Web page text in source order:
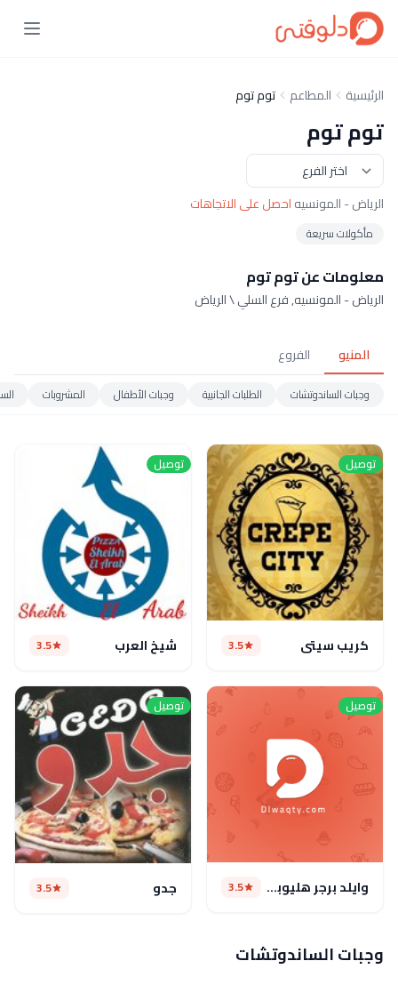
الرئيسية المطاعم توم توم
توم توم
الرياض - المونسيهاحصل على الاتجاهات
مأكولات سريعة
معلومات عن توم توم
الرياض - المونسيه, فرع السلي \ الرياض
المنيو الفروع
وجبات الساندوتشات الطلبات الجانبية وجبات الأطفال المشروبات
توصيل
كريب سيتى 3.5
توصيل
شيخ العرب 3.5
توصيل
وايلد برجر هليوبوليس(مغلق) 3.5
توصيل
جدو 3.5
وجبات الساندوتشات